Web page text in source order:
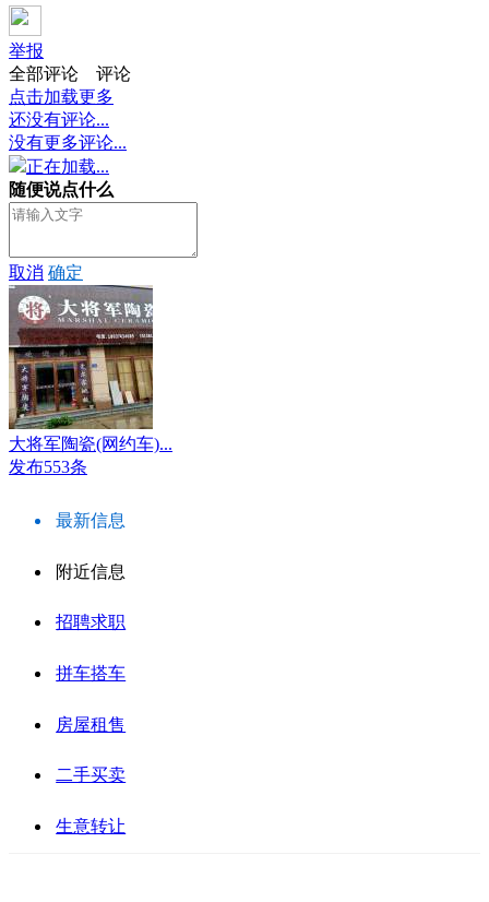
举报
全部评论
评论
点击加载更多
还没有评论...
没有更多评论...
正在加载...
随便说点什么
取消 确定
大将军陶瓷(网约车)...
发布553条
最新信息
附近信息
招聘求职
拼车搭车
房屋租售
二手买卖
生意转让